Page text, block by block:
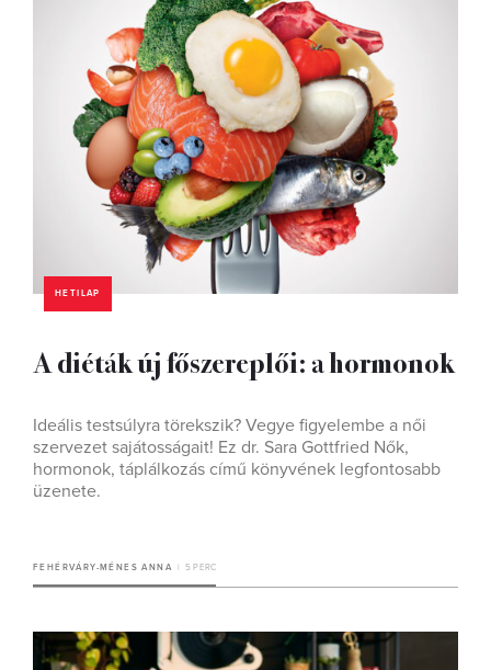
HETILAP
A diéták új főszereplői: a hormonok
Ideális testsúlyra törekszik? Vegye figyelembe a női
szervezet sajátosságait! Ez dr. Sara Gottfried Nők,
hormonok, táplálkozás című könyvének legfontosabb
üzenete.
FEHÉRVÁRY-MÉNES ANNA 5 PERC